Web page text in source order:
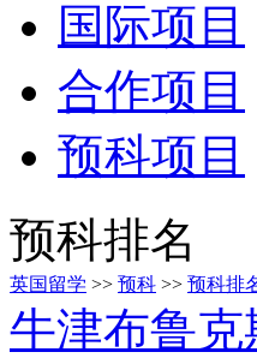
国际项目
合作项目
预科项目
预科排名
英国留学 >> 预科 >> 预科排
牛津布鲁